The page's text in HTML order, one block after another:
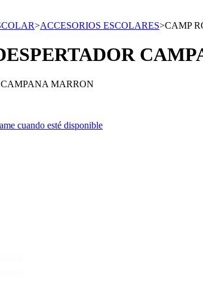
>ACCESORIOS ESCOLARES>CAMP
MARRON
cuando esté disponible